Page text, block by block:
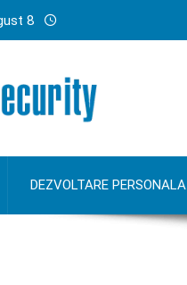
8
DEZVOLTARE PERSONALA